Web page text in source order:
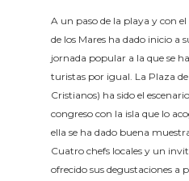
A un paso de la playa y con
de los Mares ha dado inicio a
jornada popular a la que se
turistas por igual. La Plaza
Cristianos) ha sido el
congreso con la isla que lo
ella se ha dado buena
Cuatro chefs locales y un
ofrecido sus degustaciones a